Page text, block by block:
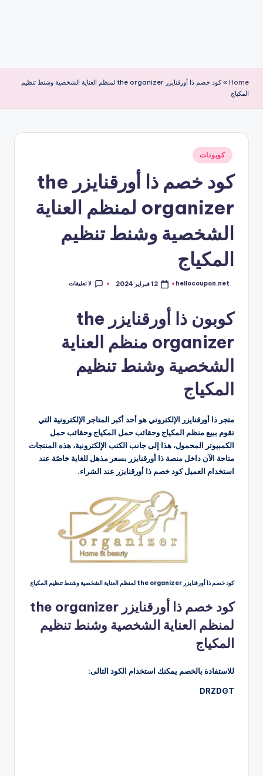
Home
»
كود خصم ذا أورقنايزر the organizer لمنظم العناية الشخصية وشنط تنظيم
المكياج
نُشر
في
كوبونات
كود خصم ذا أورقنايزر the
organizer لمنظم العناية
الشخصية وشنط تنظيم
المكياج
تمّ
hellocoupon.net 12 فبراير 2024 لا تعليقات
كوبون ذا أورقنايزر the
organizer منظم العناية
الشخصية وشنط تنظيم
المكياج
متجر ذا أورقنايزر الإلكتروني هو أحد أكبر المتاجر الإلكترونية التي
تقوم ببيع منظم المكياج وحقائب حمل المكياج وحقائب حمل
الكمبيوتر المحمول، هذا إلى جانب الكتب الإلكترونية، هذه المنتجات
متاحة الآن داخل منصة ذا أورقنايزر بسعر مذهل للغاية خاصًة عند
استخدام العميل كود خصم ذا أورقنايزر عند الشراء.
كود خصم ذا أورقنايزر the organizer لمنظم العناية الشخصية وشنط تنظيم المكياج
كود خصم ذا أورقنايزر the organizer
لمنظم العناية الشخصية وشنط تنظيم
المكياج
للاستفادة بالخصم يمكنك استخدام الكود التالى:
DRZDGT